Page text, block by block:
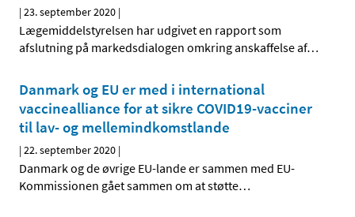
|23. september 2020 |
Lægemiddelstyrelsen har udgivet en rapport som
afslutning på markedsdialogen omkring anskaffelse af…
Danmark og EU er med i international
vaccinealliance for at sikre COVID19-vacciner
til lav- og mellemindkomstlande
|22. september 2020 |
Danmark og de øvrige EU-lande er sammen med EU-
Kommissionen gået sammen om at støtte…